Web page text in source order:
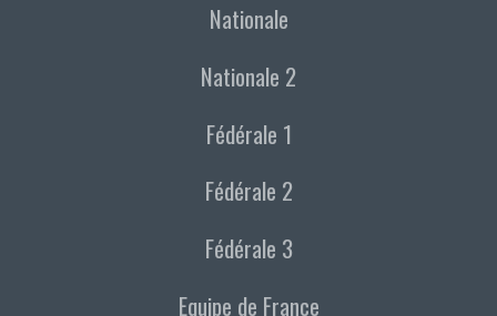
Nationale
Nationale 2
Fédérale 1
Fédérale 2
Fédérale 3
Equipe de France